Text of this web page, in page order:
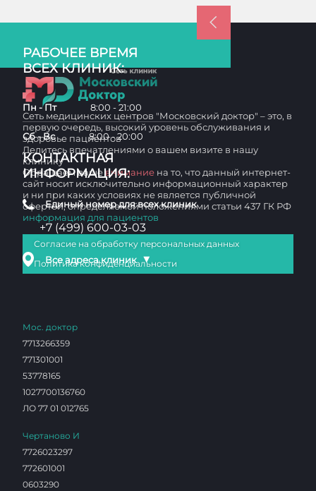
РАБОЧЕЕ ВРЕМЯ
ВСЕХ КЛИНИК:
Пн - Пт 8:00 - 21:00
Сб - Вс 8:00 - 20:00
КОНТАКТНАЯ
ИНФОРМАЦИЯ:
Единый номер для всех клиник
+7 (499) 600-03-03
Все адреса клиник ▼
Сеть медицинских центров "Московский доктор" – это, в
первую очередь, высокий уровень обслуживания и
здоровье пациентов
Делитесь впечатлениями о вашем визите в нашу
клинику
Обращаем вашевнимание на то, что данный интернет-
сайт носит исключительно информационный характер
и ни при каких условиях не является публичной
офертой, определяемой положениями статьи 437 ГК РФ
информация для пациентов
Согласие на обработку персональных данных
Политика конфиденциальности
Мос. доктор
7713266359
771301001
53778165
1027700136760
ЛО 77 01 012765
Чертаново И
7726023297
772601001
0603290